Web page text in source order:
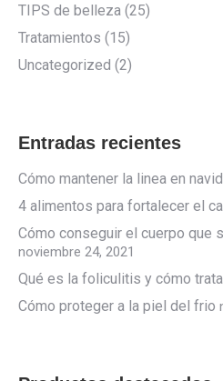
TIPS de belleza (25)
Tratamientos (15)
Uncategorized (2)
Entradas recientes
Cómo mantener la linea en
4 alimentos para fortalecer el
Cómo conseguir el cuerpo que
noviembre 24, 2021
Qué es la foliculitis y cómo
Cómo proteger a la piel del frio